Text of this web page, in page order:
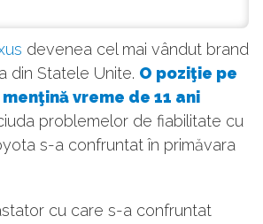
devenea cel mai vândut brand
din Statele Unite. O poziţie pe
vreme de 11 ani
problemelor de fiabilitate cu
s-a confruntat în primăvara
cu care s-a confruntat